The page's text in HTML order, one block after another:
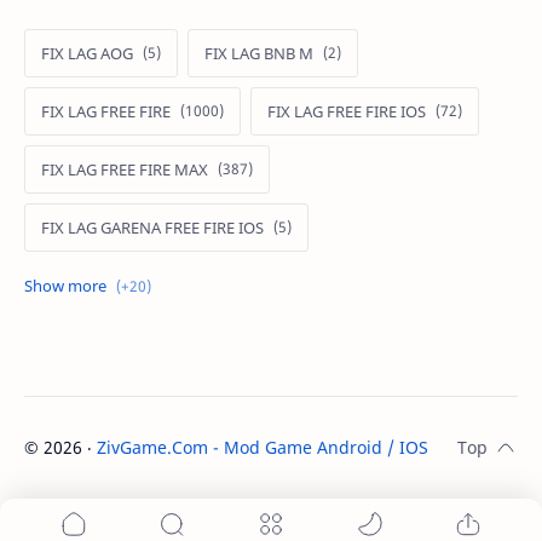
FIX LAG AOG FIX LAG BNB M
FIX LAG FREE FIRE FIX LAG FREE FIRE IOS
FIX LAG FREE FIRE MAX
FIX LAG GARENA FREE FIRE IOS
FIX LAG LIÊN QUÂN MOBILE
MOD APK FREE FIRE MOD DATA FREE FIRE
MOD DATA PUBG MOD FREE FIRE
MOD FREE FIRE IOS MOD GAME MOBILE
© 2026 ‧ ZivGame.Com - Mod Game Android / IOS . All rights